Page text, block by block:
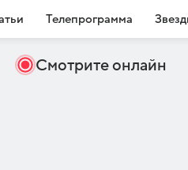
Телепрограмма
Смотрите онлайн